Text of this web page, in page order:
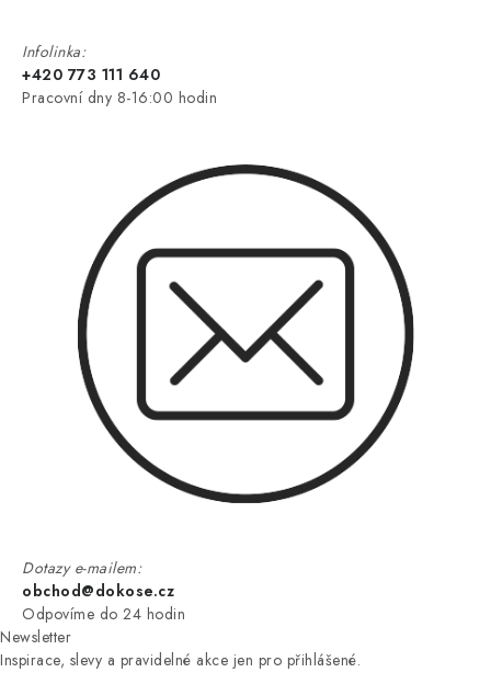
Infolinka:
+420 773 111 640
Pracovní dny 8-16:00 hodin
Dotazy e-mailem:
obchod@dokose.cz
Odpovíme do 24 hodin
Newsletter
Inspirace, slevy a pravidelné akce jen pro přihlášené.